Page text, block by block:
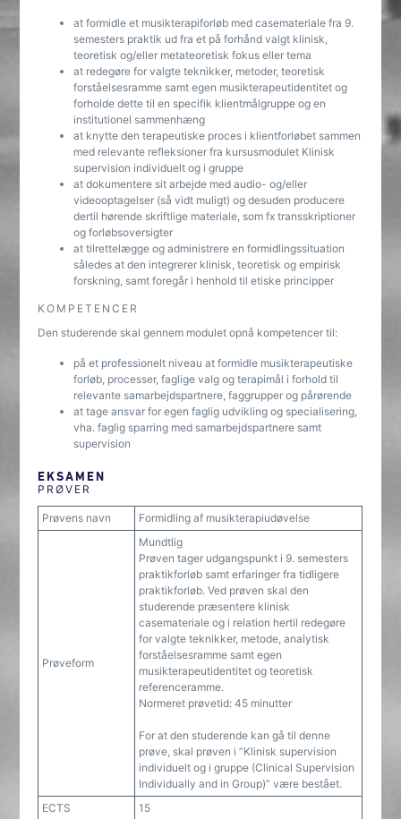
at formidle et musikterapiforløb med casemateriale fra 9.
semesters praktik ud fra et på forhånd valgt klinisk,
teoretisk og/eller metateoretisk fokus eller tema
at redegøre for valgte teknikker, metoder, teoretisk
forståelsesramme samt egen musikterapeutidentitet og
forholde dette til en specifik klientmålgruppe og en
institutionel sammenhæng
at knytte den terapeutiske proces i klientforløbet sammen
med relevante refleksioner fra kursusmodulet Klinisk
supervision individuelt og i gruppe
at dokumentere sit arbejde med audio- og/eller
videooptagelser (så vidt muligt) og desuden producere
dertil hørende skriftlige materiale, som fx transskriptioner
og forløbsoversigter
at tilrettelægge og administrere en formidlingssituation
således at den integrerer klinisk, teoretisk og empirisk
forskning, samt foregår i henhold til etiske principper
KOMPETENCER
Den studerende skal gennem modulet opnå kompetencer til:
på et professionelt niveau at formidle musikterapeutiske
forløb, processer, faglige valg og terapimål i forhold til
relevante samarbejdspartnere, faggrupper og pårørende
at tage ansvar for egen faglig udvikling og specialisering,
vha. faglig sparring med samarbejdspartnere samt
supervision
EKSAMEN
PRØVER
Prøvens navn Formidling af musikterapiudøvelse
Prøveform
Mundtlig
Prøven tager udgangspunkt i 9. semesters
praktikforløb samt erfaringer fra tidligere
praktikforløb. Ved prøven skal den
studerende præsentere klinisk
casemateriale og i relation hertil redegøre
for valgte teknikker, metode, analytisk
forståelsesramme samt egen
musikterapeutidentitet og teoretisk
referenceramme.
Normeret prøvetid: 45 minutter
For at den studerende kan gå til denne
prøve, skal prøven i ”Klinisk supervision
individuelt og i gruppe (Clinical Supervision
Individually and in Group)” være bestået.
ECTS
15